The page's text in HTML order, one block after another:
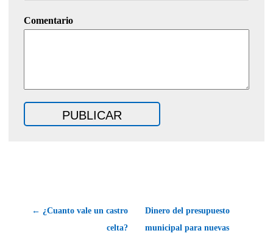
Comentario
← ¿Cuanto vale un castro
celta?
Dinero del presupuesto
municipal para nuevas